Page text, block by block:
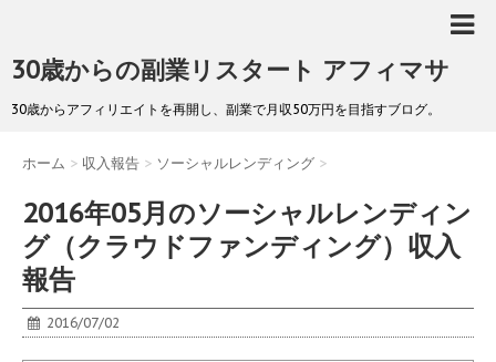
30歳からの副業リスタート アフィマサ
30歳からアフィリエイトを再開し、副業で月収50万円を目指すブログ。
ホーム > 収入報告 > ソーシャルレンディング >
2016年05月のソーシャルレンディン
グ（クラウドファンディング）収入
報告
2016/07/02